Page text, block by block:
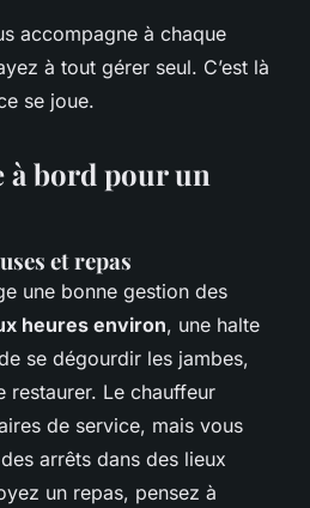
accompagne à chaque
à tout gérer seul. C’est là
se joue.
à bord pour un
et repas
une bonne gestion des
heures environ, une halte
se dégourdir les jambes,
restaurer. Le chauffeur
de service, mais vous
arrêts dans des lieux
un repas, pensez à